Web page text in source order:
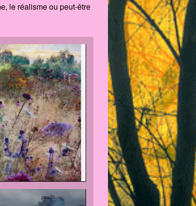
le réalisme ou peut-être